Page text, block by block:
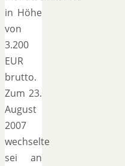
in Höhe
von
3.200
EUR
brutto.
Zum 23.
August
2007
wechselte
sei an